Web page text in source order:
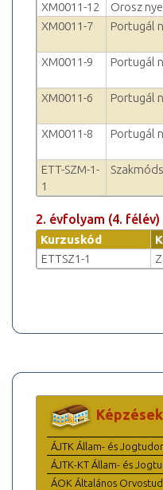
XM0011-12 Orosz
XM0011-7
Portugál
XM0011-9 Portugál
XM0011-6 Portugál
XM0011-8 Portugál
ETT-SZM-1-
1
2. évfolyam (4. félév)
Kurzuskód
ETTSZ1-1
ÁJTK Állam- és
ÁJTK-KT Állam- és
ÁOK Általános